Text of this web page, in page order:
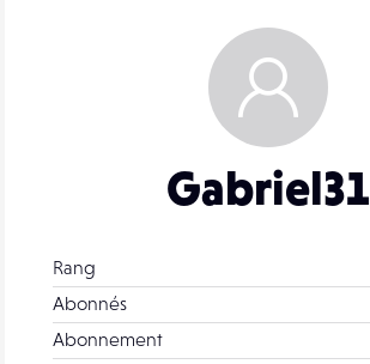
Gabriel31
Rang
Abonnés
Abonnement